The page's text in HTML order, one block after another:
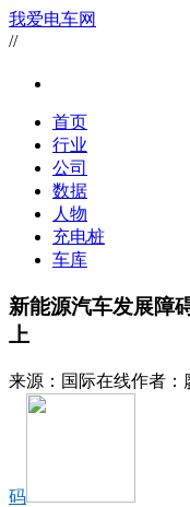
我爱电车网
//
首页
行业
公司
数据
人物
充电桩
车库
新能源汽车发展障
上
来源： 国际在线作者：
码